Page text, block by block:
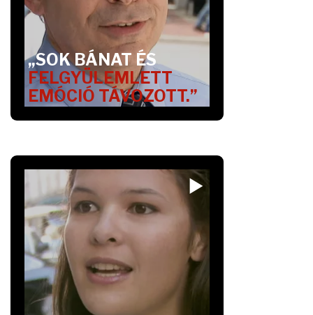
„SOK BÁNAT ÉS
FELGYÜLEMLETT
EMÓCIÓ TÁVOZOTT.”